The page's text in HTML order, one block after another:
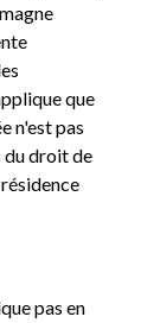
que
n'est pas
du droit de
pas en